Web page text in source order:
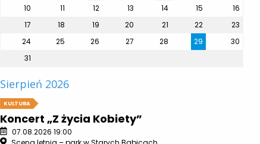
10
11 12 13 14 15
16
17
18 19 20 21 22
23
24
25 26 27 28 29
30
31
Sierpień 2026
KULTURA
Koncert „Z życia Kobiety”
07.08.2026 19:00